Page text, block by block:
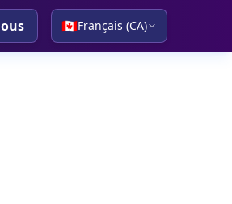
🇨🇦Français (CA)